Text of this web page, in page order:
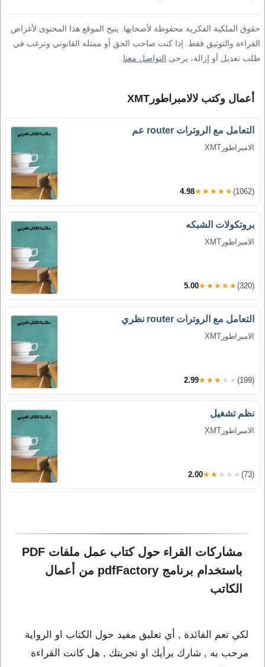
حقوق الملكية الفكرية محفوظة لأصحابها. يتيح الموقع هذا المحتوى لأغراض
القراءة والتوثيق فقط. إذا كنت صاحب الحق أو ممثله القانوني وترغب في
طلب تعديل أو إزالة، يرجى التواصل معنا
أعمال وكتب لالامبراطورXMT
التعامل مع الروترات router عم
الامبراطورXMT
4.98★★★★★(1062)
بروتكولات الشبكه
الامبراطورXMT
5.00★★★★★(320)
التعامل مع الروترات router نظري
الامبراطورXMT
2.99★★★★★ (199)
نظم تشغيل
الامبراطورXMT
2.00★★★★★ (73)
باستخدام برنامج pdfFactory من أعمال
الكاتب
لكي تعم الفائدة , أي تعليق مفيد حول الكتاب او الرواية
مرحب به , شارك برأيك او تجربتك , هل كانت القراءة